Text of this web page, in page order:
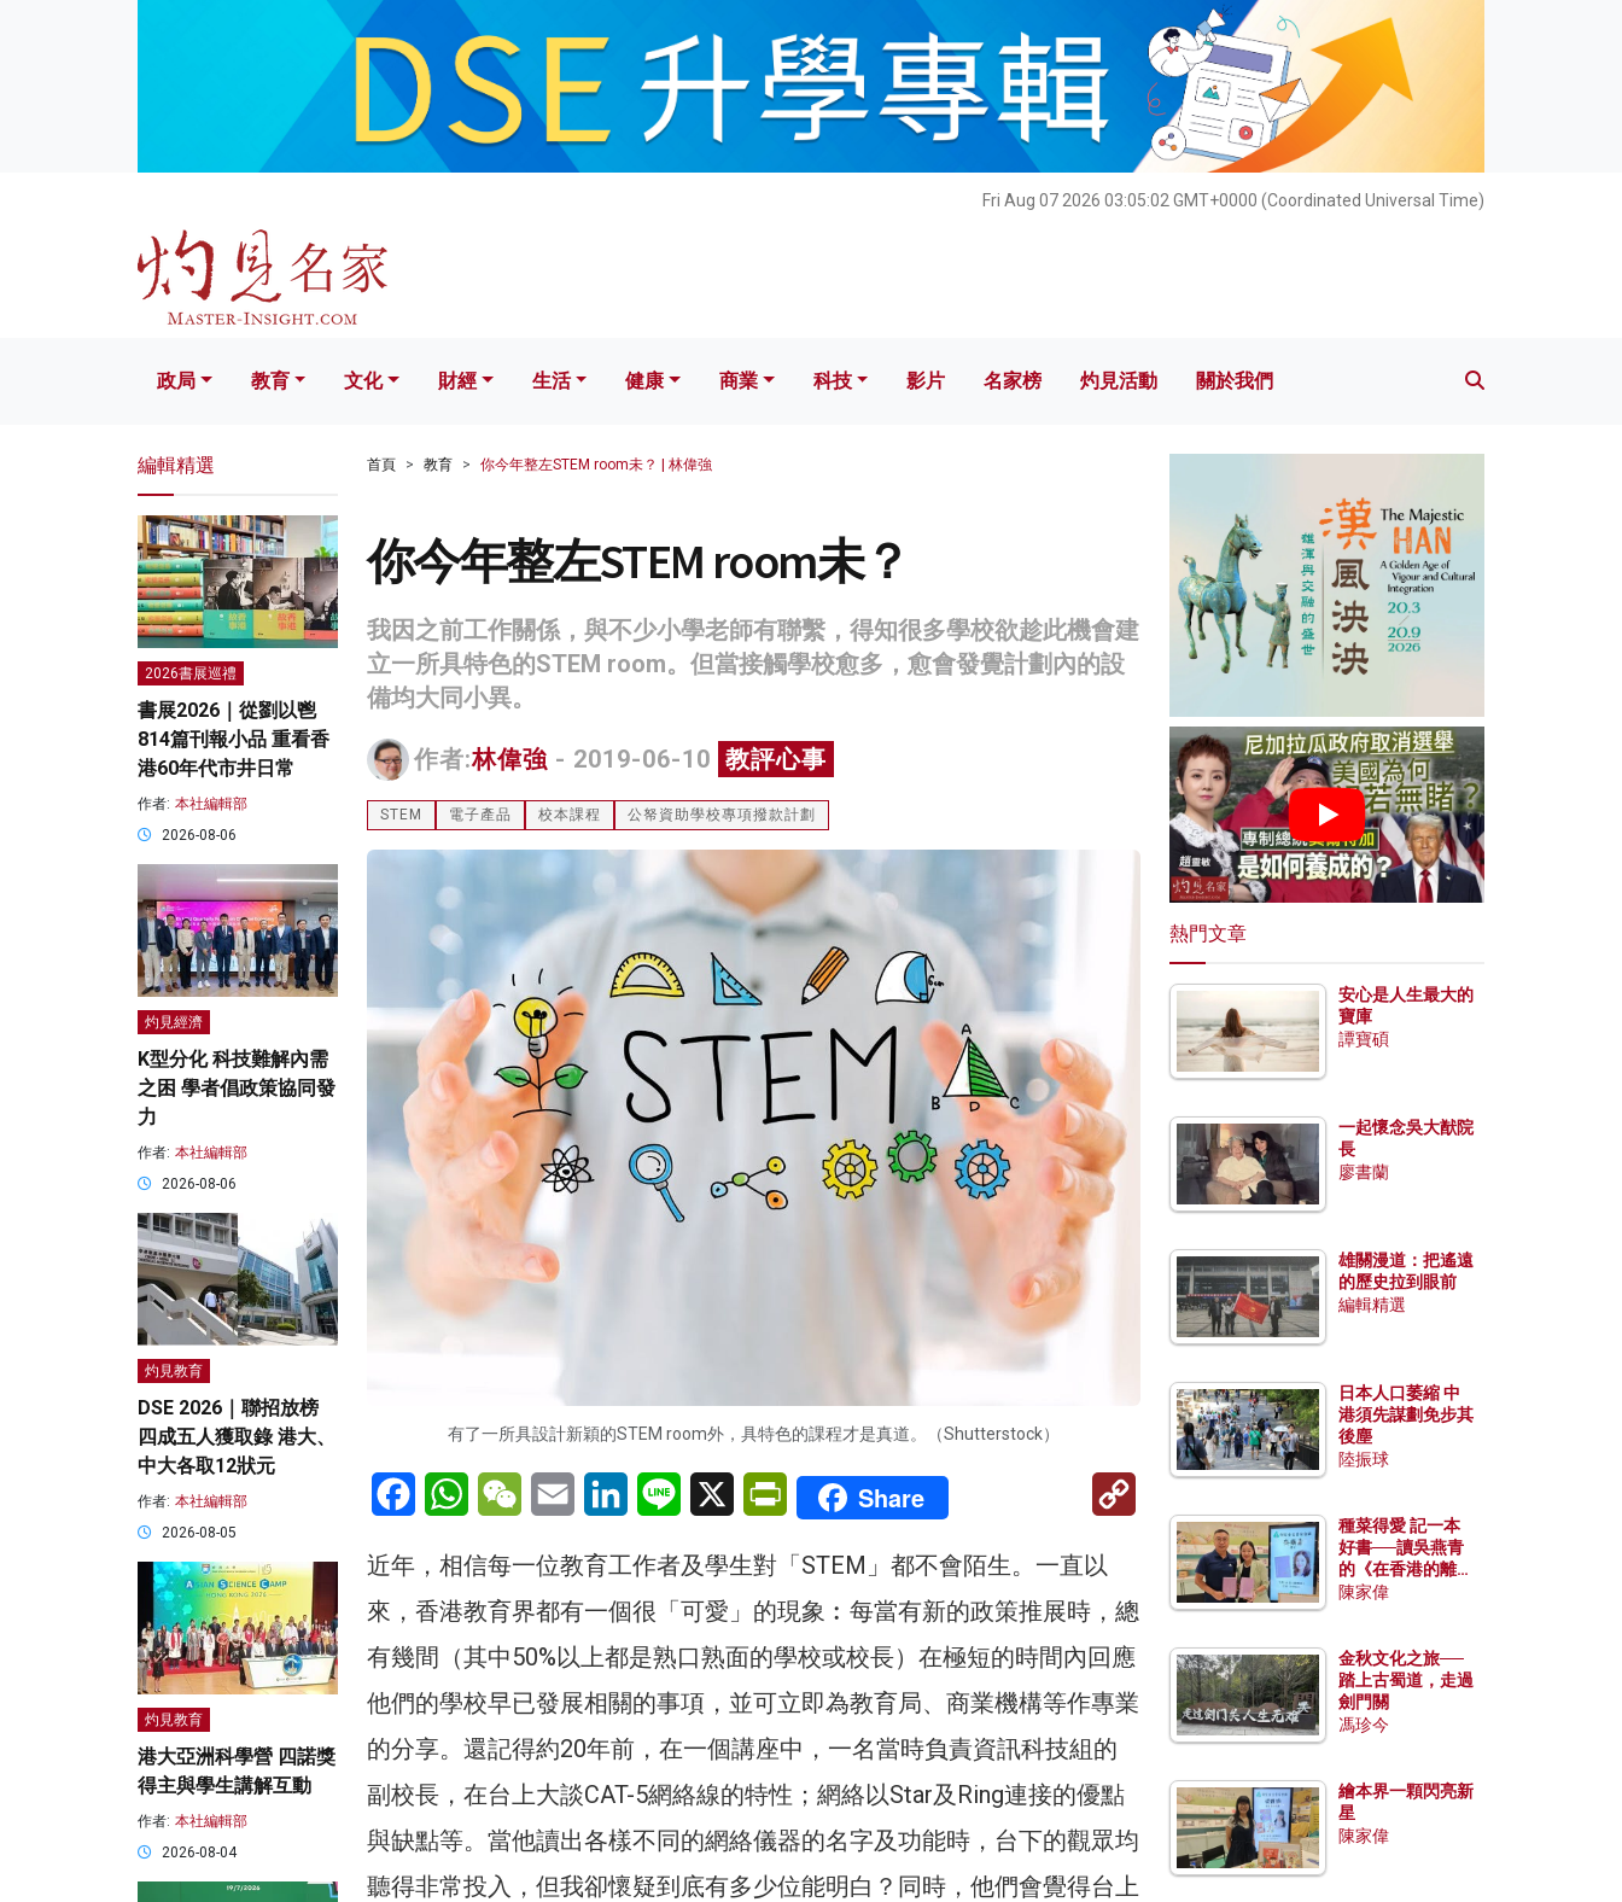
Fri Aug 07 2026 03:05:03 GMT+0000 (Coordinated Universal Time)
文化 財經 生活 健康 科技 影片 名家榜 灼見活動 關於我們
政局 教育 文化 財經 生活 健康 商業 科技 影片 名家榜 灼見活動 關於我們
首頁 教育 你今年整左STEM room未？ | 林偉強
你今年整左STEM room未？
我因之前工作關係，與不少小學老師有聯繫，得知很多學校欲趁此機會建
立一所具特色的STEM room。但當接觸學校愈多，愈會發覺計劃內的設
備均大同小異。
作者:林偉強 - 2019-06-10 教評心事
STEM 電子產品 校本課程 公帑資助學校專項撥款計劃
有了一所具設計新穎的STEM room外，具特色的課程才是真道。（Shutterstock）
FacebookWhatsAppWeChatEmail LinkedInLine X PrintFriendly
Share
Copy
近年，相信每一位教育工作者及學生對「STEM」都不會陌生。一直以
來，香港教育界都有一個很「可愛」的現象︰每當有新的政策推展時，總
有幾間（其中50%以上都是熟口熟面的學校或校長）在極短的時間內回應
他們的學校早已發展相關的事項，並可立即為教育局、商業機構等作專業
的分享。還記得約20年前，在一個講座中，一名當時負責資訊科技組的
副校長，在台上大談CAT-5網絡線的特性；網絡以Star及Ring連接的優點
與缺點等。當他讀出各樣不同的網絡儀器的名字及功能時，台下的觀眾均
聽得非常投入，但我卻懷疑到底有多少位能明白？同時，他們會覺得台上
編輯精選
2026書展巡禮
書展2026｜從劉以鬯
814篇刊報小品 重看香
港60年代市井日常
作者: 本社編輯部
2026-08-06
灼見經濟
K型分化 科技難解內需
之困 學者倡政策協同發
力
作者: 本社編輯部
2026-08-06
灼見教育
DSE 2026｜聯招放榜
四成五人獲取錄 港大、
中大各取12狀元
作者: 本社編輯部
2026-08-05
灼見教育
港大亞洲科學營 四諾獎
得主與學生講解互動
作者: 本社編輯部
2026-08-04
熱門文章
安心是人生最大的
寶庫
譚寶碩
一起懷念吳大猷院
長
廖書蘭
雄關漫道：把遙遠
的歷史拉到眼前
編輯精選
日本人口萎縮 中
港須先謀劃免步其
後塵
陸振球
種菜得愛 記一本
好書──讀吳燕青
的《在香港的離島
種菜》
陳家偉
金秋文化之旅──
踏上古蜀道，走過
劍門關
馮珍今
繪本界一顆閃亮新
星
陳家偉